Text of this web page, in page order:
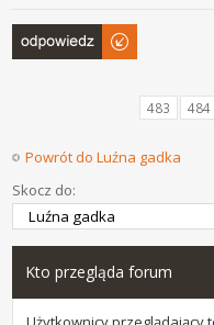
Odpowiedz
483 484
Powrót do Luźna gadka
Skocz do:
Kto przegląda forum